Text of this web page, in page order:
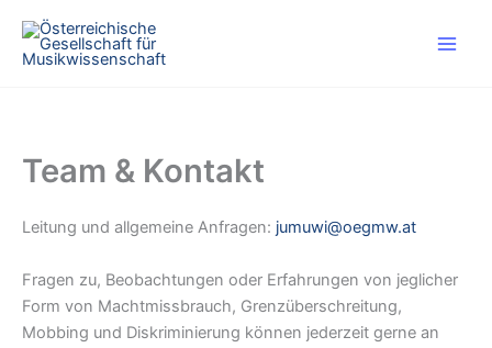
content
Team & Kontakt
Leitung und allgemeine Anfragen: jumuwi@oegmw.at
Fragen zu, Beobachtungen oder Erfahrungen von jeglicher
Form von Machtmissbrauch, Grenzüberschreitung,
Mobbing und Diskriminierung können jederzeit gerne an